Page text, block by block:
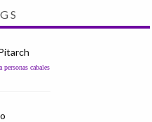
cabales